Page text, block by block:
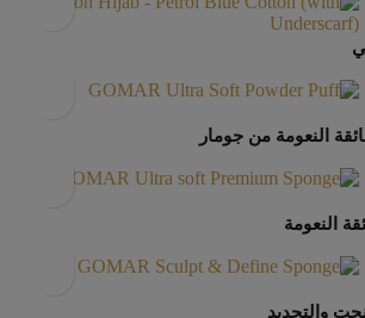
النعومة من جومار
النعومة
والتحديد